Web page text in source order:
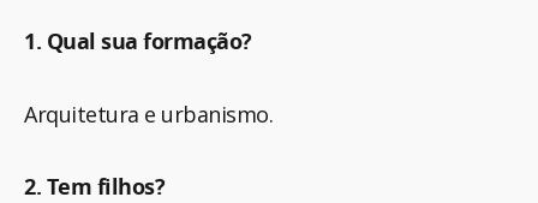
1. Qual sua formação?
Arquitetura e urbanismo.
2. Tem filhos?